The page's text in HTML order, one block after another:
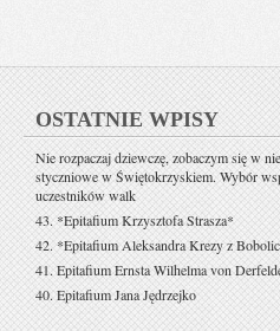
OSTATNIE WPISY
Nie rozpaczaj dziewczę, zobaczym się w
styczniowe w Świętokrzyskiem. Wybór
uczestników walk
43. *Epitafium Krzysztofa Strasza*
42. *Epitafium Aleksandra Krezy z
41. Epitafium Ernsta Wilhelma von
40. Epitafium Jana Jędrzejko